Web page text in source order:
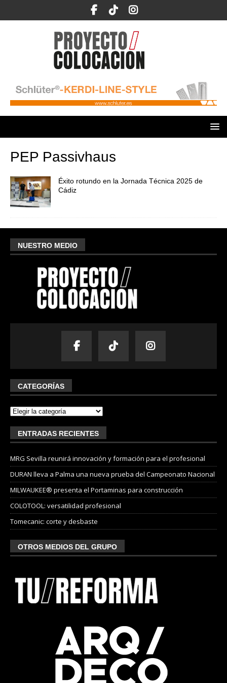
PEP Passivhaus
Éxito rotundo en la Jornada Técnica 2025 de
Cádiz
NUESTRO MEDIO
CATEGORÍAS
ENTRADAS RECIENTES
MRG Sevilla reunirá innovación y formación para el profesional
DURAN lleva a Palma una nueva prueba del Campeonato Nacional
MILWAUKEE® presenta el Portaminas para construcción
COLOTOOL: versatilidad profesional
Tomecanic: corte y desbaste
OTROS MEDIOS DEL GRUPO